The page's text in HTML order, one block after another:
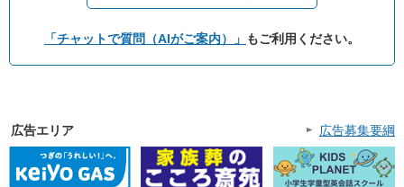
「チャットで質問（AIがご案内）」 もご利用ください。
広告エリア 広告募集要綱